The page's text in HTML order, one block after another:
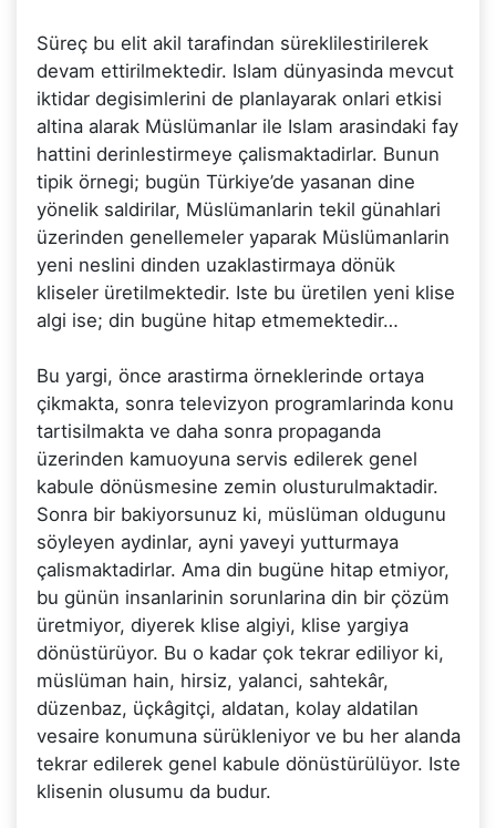
Süreç bu elit akil tarafindan süreklilestirilerek
devam ettirilmektedir. Islam dünyasinda mevcut
iktidar degisimlerini de planlayarak onlari etkisi
altina alarak Müslümanlar ile Islam arasindaki fay
hattini derinlestirmeye çalismaktadirlar. Bunun
tipik örnegi; bugün Türkiye’de yasanan dine
yönelik saldirilar, Müslümanlarin tekil günahlari
üzerinden genellemeler yaparak Müslümanlarin
yeni neslini dinden uzaklastirmaya dönük
kliseler üretilmektedir. Iste bu üretilen yeni klise
algi ise; din bugüne hitap etmemektedir…
Bu yargi, önce arastirma örneklerinde ortaya
çikmakta, sonra televizyon programlarinda konu
tartisilmakta ve daha sonra propaganda
üzerinden kamuoyuna servis edilerek genel
kabule dönüsmesine zemin olusturulmaktadir.
Sonra bir bakiyorsunuz ki, müslüman oldugunu
söyleyen aydinlar, ayni yaveyi yutturmaya
çalismaktadirlar. Ama din bugüne hitap etmiyor,
bu günün insanlarinin sorunlarina din bir çözüm
üretmiyor, diyerek klise algiyi, klise yargiya
dönüstürüyor. Bu o kadar çok tekrar ediliyor ki,
müslüman hain, hirsiz, yalanci, sahtekâr,
düzenbaz, üçkâgitçi, aldatan, kolay aldatilan
vesaire konumuna sürükleniyor ve bu her alanda
tekrar edilerek genel kabule dönüstürülüyor. Iste
klisenin olusumu da budur.